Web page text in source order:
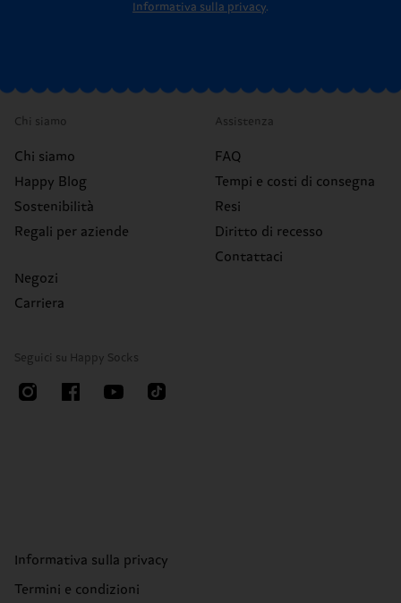
Informativa sulla privacy.
Chi siamo
Chi siamo
Happy Blog
Sostenibilità
Regali per aziende
Negozi
Carriera
Assistenza
FAQ
Tempi e costi di consegna
Resi
Diritto di recesso
Contattaci
Seguici su Happy Socks
Informativa sulla privacy
Termini e condizioni